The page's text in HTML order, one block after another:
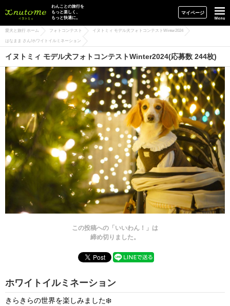
イヌトミィ
わんことの旅行を
もっと楽しく、
もっと快適に。
マイページ
愛犬と旅行 ホーム フォトコンテスト イヌトミィ モデル犬フォトコンテストWinter2024
はなまま さん/ホワイトイルミネーション
イヌトミィ モデル犬フォトコンテストWinter2024(応募数 244枚)
この投稿への「いいわん！」は
締め切りました。
ホワイトイルミネーション
きらきらの世界を楽しみました❄️